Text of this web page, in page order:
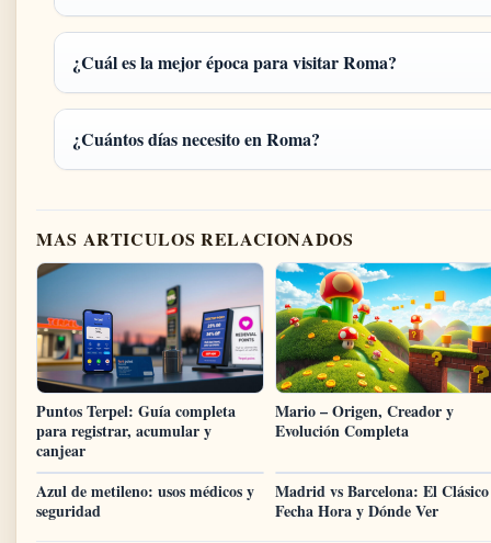
¿Cuál es la mejor época para visitar Roma?
¿Cuántos días necesito en Roma?
MAS ARTICULOS RELACIONADOS
Puntos Terpel: Guía completa
para registrar, acumular y
canjear
Mario – Origen, Creador y
Evolución Completa
Azul de metileno: usos médicos y
seguridad
Madrid vs Barcelona: El Clásico
Fecha Hora y Dónde Ver